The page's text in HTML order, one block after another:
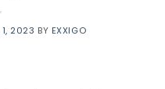
1, 2023 BY EXXIGO